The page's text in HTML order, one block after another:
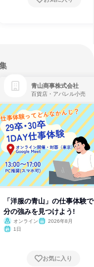
青山商事株式会社
百貨店・アパレル小売
「洋服の青山」の仕事体験
分の強みを見つけよう!
オンライン
2026年8月
1日
お気に入り